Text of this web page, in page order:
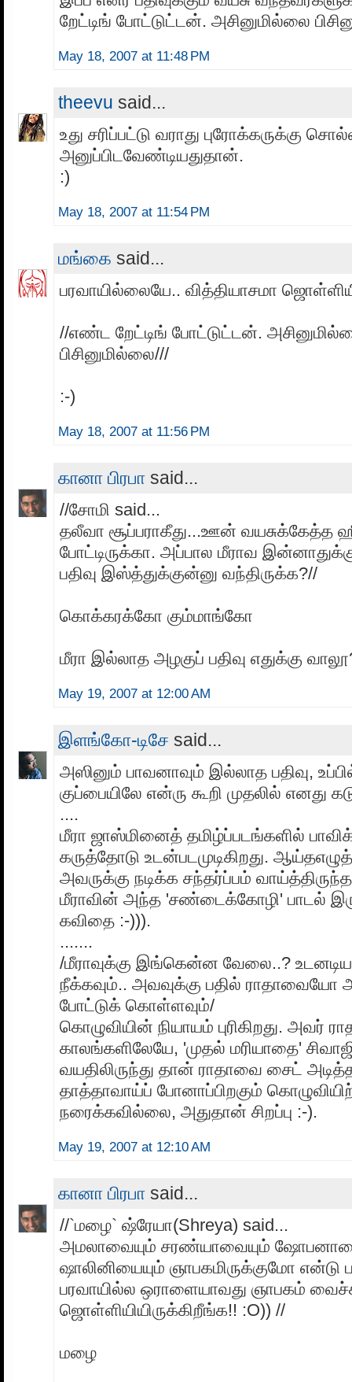
றேட்டிங் போட்டுட்டன். அசினுமில்லை
May 18, 2007 at 11:48 PM
theevu said...
உது சரிப்பட்டு வராது புரோக்கருக்கு
அனுப்பிடவேண்டியதுதான்.
:)
May 18, 2007 at 11:54 PM
மங்கை said...
பரவாயில்லையே.. வித்தியாசமா
//எண்ட றேட்டிங் போட்டுட்டன்.
பிசினுமில்லை///
:-)
May 18, 2007 at 11:56 PM
கானா பிரபா said...
//சோமி said...
தலீவா சூப்பராகீது...ஊன் வயசுக்கேத்த
போட்டிருக்கா. அப்பால மீராவ
பதிவு இஸ்த்துக்குன்னு வந்திருக்க?//
கொக்கரக்கோ கும்மாங்கோ
மீரா இல்லாத அழகுப் பதிவு எதுக்கு
May 19, 2007 at 12:00 AM
இளங்கோ-டிசே said...
அஸினும் பாவனாவும் இல்லாத பதிவு,
குப்பையிலே என்ரு கூறி முதலில் எனது
....
மீரா ஜாஸ்மினைத் தமிழ்ப்படங்களில்
கருத்தோடு உடன்படமுடிகிறது.
அவருக்கு நடிக்க சந்தர்ப்பம்
மீராவின் அந்த 'சண்டைக்கோழி' பாடல்
கவிதை :-))).
.......
/மீராவுக்கு இங்கென்ன வேலை..?
நீக்கவும்.. அவவுக்கு பதில் ராதாவையோ
போட்டுக் கொள்ளவும்/
கொழுவியின் நியாயம் புரிகிறது. அவர்
காலங்களிலேயே, 'முதல் மரியாதை'
வயதிலிருந்து தான் ராதாவை சைட்
தாத்தாவாய்ப் போனாப்பிறகும்
நரைக்கவில்லை, அதுதான் சிறப்பு :-).
May 19, 2007 at 12:10 AM
கானா பிரபா said...
//`மழை` ஷ்ரேயா(Shreya) said...
அமலாவையும் சரண்யாவையும்
ஷாலினியையும் ஞாபகமிருக்குமோ என்டு
பரவாயில்ல ஒராளையாவது ஞாபகம்
ஜொள்ளியியிருக்கிறீங்க!! :O)) //
மழை